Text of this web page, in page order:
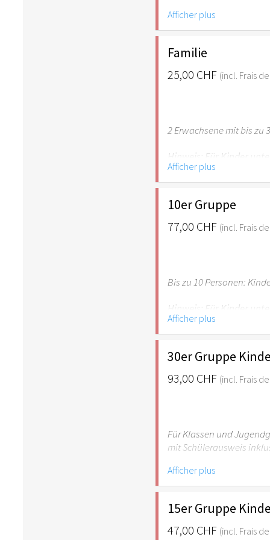
Hinweis: Für Kinder
empfehlenswert.
Afficher plus
Familie
25,00 CHF (incl. Frais
2 Erwachsene mit bis zu
Hinweis: Für Kinder
empfehlenswert.
Afficher plus
10er Gruppe
77,00 CHF (incl. Frais
Bis zu 10 Personen:
Hinweis: Für Kinder
empfehlenswert.
Afficher plus
30er Gruppe
93,00 CHF (incl. Frais
Für Klassen und
mit Schülerausweis
Hinweis: Für Kinder
empfehlenswert.
Afficher plus
15er Gruppe
47,00 CHF (incl. Frais